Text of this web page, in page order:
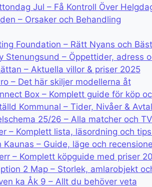
Jul – Få Kontroll Över
– Orsaker och Behandling
Foundation – Rätt Nyans och
Stenungsund – Öppettider, adress
– Aktuella villor & priser 2025
– Det här skiljer modellerna åt
Box – Komplett guide för köp
Kommunal – Tider, Nivåer &
25/26 – Alla matcher och
– Komplett lista, läsordning och
Kaunas – Guide, läge och
– Komplett köpguide med priser
2 Map – Storlek, amlarobjekt
ka Åk 9 – Allt du behöver veta